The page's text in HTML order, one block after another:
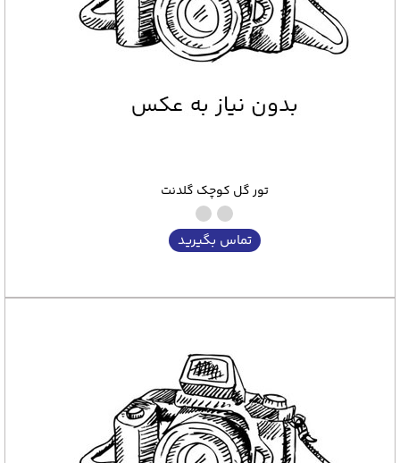
تور گل کوچک گلدنت
تماس بگیرید